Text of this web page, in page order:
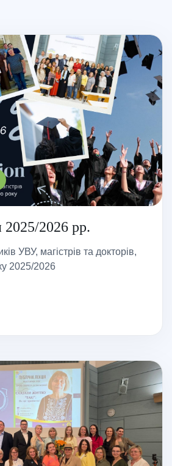
2026 рр.
УВУ, магістрів та докторів,
2025/2026